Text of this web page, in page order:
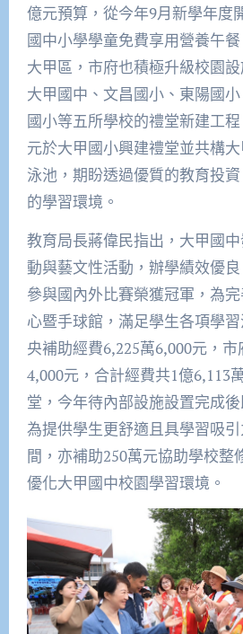
億元預算，從今年9月新學年度
國中小學學童免費享用營養午
大甲區，市府也積極升級校園
大甲國中、文昌國小、東陽國
國小等五所學校的禮堂新建工
元於大甲國小興建禮堂並共構
泳池，期盼透過優質的教育投
的學習環境。
教育局長蔣偉民指出，大甲國
動與藝文性活動，辦學績效優
參與國內外比賽榮獲冠軍，為
心暨手球館，滿足學生各項學
央補助經費6,225萬6,000元，
4,000元，合計經費共1億6,113
堂，今年待內部設施設置完成
為提供學生更舒適且具學習吸
間，亦補助250萬元協助學校整
優化大甲國中校園學習環境。